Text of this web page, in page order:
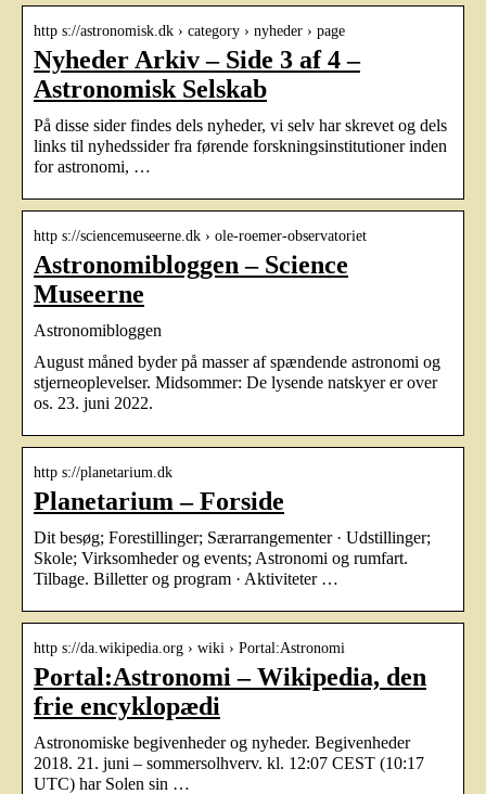
http s://astronomisk.dk › category › nyheder › page
Nyheder Arkiv – Side 3 af 4 –
Astronomisk Selskab
På disse sider findes dels nyheder, vi selv har skrevet og dels
links til nyhedssider fra førende forskningsinstitutioner inden
for astronomi, …
http s://sciencemuseerne.dk › ole-roemer-observatoriet
Astronomibloggen – Science
Museerne
Astronomibloggen
August måned byder på masser af spændende astronomi og
stjerneoplevelser. Midsommer: De lysende natskyer er over
os. 23. juni 2022.
http s://planetarium.dk
Planetarium – Forside
Dit besøg; Forestillinger; Særarrangementer · Udstillinger;
Skole; Virksomheder og events; Astronomi og rumfart.
Tilbage. Billetter og program · Aktiviteter …
http s://da.wikipedia.org › wiki › Portal:Astronomi
Portal:Astronomi – Wikipedia, den
frie encyklopædi
Astronomiske begivenheder og nyheder. Begivenheder
2018. 21. juni – sommersolhverv. kl. 12:07 CEST (10:17
UTC) har Solen sin …